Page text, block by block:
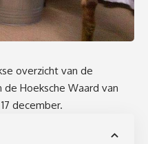
overzicht van de
Hoeksche Waard van
december.